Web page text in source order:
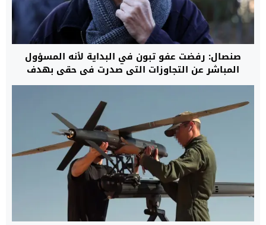
صنصال: رفضت عفو تبون في البداية لأنه المسؤول
المباشر عن التجاوزات التي صدرت في حقي بهدف
إسكات صوتي